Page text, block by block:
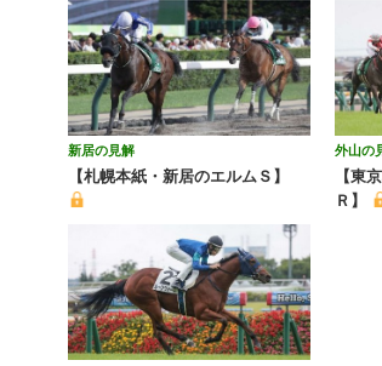
新居の見解
【札幌本紙・新居のエルムＳ】
外山の
【東
Ｒ】